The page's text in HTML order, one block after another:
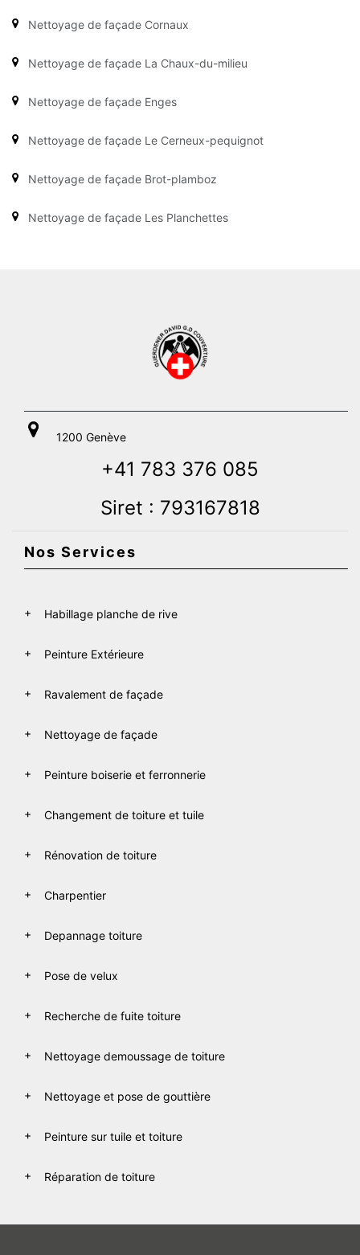
Nettoyage de façade Cornaux
Nettoyage de façade La Chaux-du-milieu
Nettoyage de façade Enges
Nettoyage de façade Le Cerneux-pequignot
Nettoyage de façade Brot-plamboz
Nettoyage de façade Les Planchettes
1200 Genève
+41 783 376 085
Siret : 793167818
Nos Services
Habillage planche de rive
Peinture Extérieure
Ravalement de façade
Nettoyage de façade
Peinture boiserie et ferronnerie
Changement de toiture et tuile
Rénovation de toiture
Charpentier
Depannage toiture
Pose de velux
Recherche de fuite toiture
Nettoyage demoussage de toiture
Nettoyage et pose de gouttière
Peinture sur tuile et toiture
Réparation de toiture